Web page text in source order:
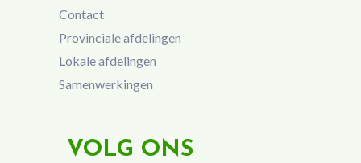
Contact
Provinciale afdelingen
Lokale afdelingen
Samenwerkingen
VOLG ONS